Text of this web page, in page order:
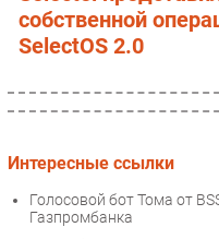
собственной
SelectOS 2.0
Интересные ссылки
Голосовой бот Тома от
Газпромбанка